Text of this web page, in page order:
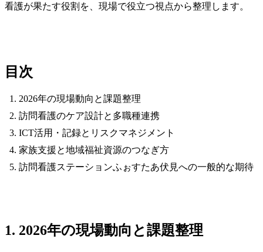
看護が果たす役割を、現場で役立つ視点から整理します。
目次
2026年の現場動向と課題整理
訪問看護のケア設計と多職種連携
ICT活用・記録とリスクマネジメント
家族支援と地域福祉資源のつなぎ方
訪問看護ステーションふぉすたあ伏見への一般的な期待
1. 2026年の現場動向と課題整理